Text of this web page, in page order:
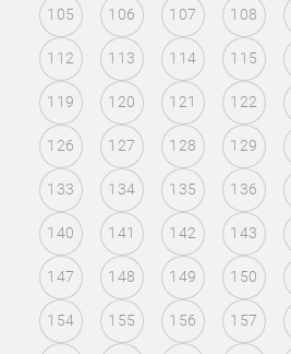
105 106 107 108
112 113 114 115
119 120 121 122
126 127 128 129
133 134 135 136
140 141 142 143
147 148 149 150
154 155 156 157